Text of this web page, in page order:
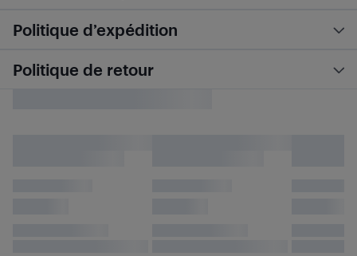
Politique d’expédition
Politique de retour